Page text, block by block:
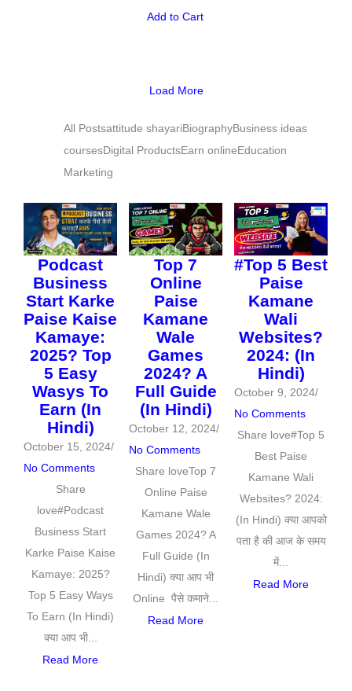
Add to Cart
Load More
All Postsattitude shayariBiographyBusiness ideas
coursesDigital ProductsEarn onlineEducation
Marketing
Podcast
Business
Start Karke
Paise Kaise
Kamaye:
2025? Top
5 Easy
Wasys To
Earn (In
Hindi)
October 15, 2024/
No Comments
Share
love#Podcast
Business Start
Karke Paise Kaise
Kamaye: 2025?
Top 5 Easy Ways
To Earn (In Hindi)
क्या आप भी...
Read More
Top 7
Online
Paise
Kamane
Wale
Games
2024? A
Full Guide
(In Hindi)
October 12, 2024/
No Comments
Share loveTop 7
Online Paise
Kamane Wale
Games 2024? A
Full Guide (In
Hindi) क्या आप भी
Online पैसे कमाने...
Read More
#Top 5 Best
Paise
Kamane
Wali
Websites?
2024: (In
Hindi)
October 9, 2024/
No Comments
Share love#Top 5
Best Paise
Kamane Wali
Websites? 2024:
(In Hindi) क्या आपको
पता है की आज के समय
में...
Read More